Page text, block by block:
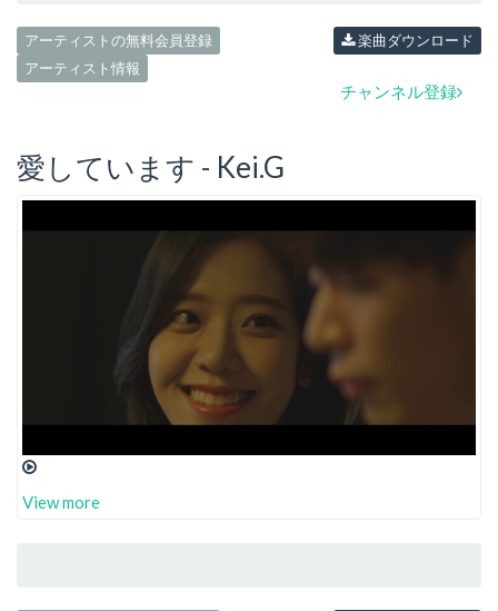
アーティストの無料会員登録
アーティスト情報
楽曲ダウンロード
チャンネル登録
愛しています - Kei.G
View more